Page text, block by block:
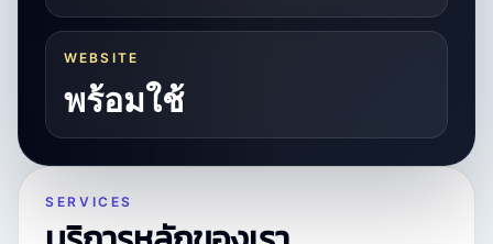
WEBSITE
พร้อมใช้
SERVICES